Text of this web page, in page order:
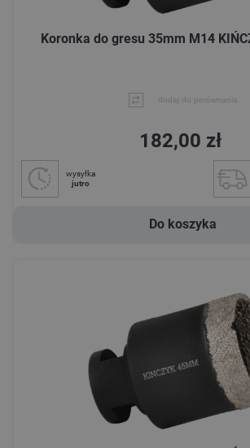
Koronka do gresu 35mm M14
dodaj do porównania
182,00 zł
wysyłka
jutro
Do koszyka